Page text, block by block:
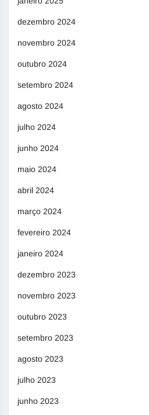
dezembro 2024
novembro 2024
outubro 2024
setembro 2024
agosto 2024
julho 2024
junho 2024
maio 2024
abril 2024
março 2024
fevereiro 2024
janeiro 2024
dezembro 2023
novembro 2023
outubro 2023
setembro 2023
agosto 2023
julho 2023
junho 2023